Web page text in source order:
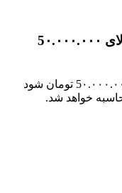
ارسال رایگان برای سفارش های بالای 5٠.٠٠٠.٠٠٠
چنان چه جمع صورت حساب شما بالای 5٠.٠٠٠.٠٠٠ تومان شود
خواهد شد.